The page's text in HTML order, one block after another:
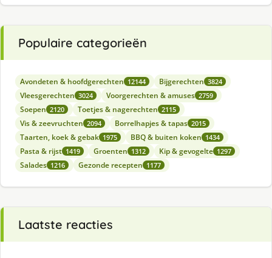
Populaire categorieën
Avondeten & hoofdgerechten 12144 Bijgerechten 3824
Vleesgerechten 3024 Voorgerechten & amuses 2759
Soepen 2120 Toetjes & nagerechten 2115
Vis & zeevruchten 2094 Borrelhapjes & tapas 2015
Taarten, koek & gebak 1975 BBQ & buiten koken 1434
Pasta & rijst 1419 Groenten 1312 Kip & gevogelte 1297
Salades 1216 Gezonde recepten 1177
Laatste reacties